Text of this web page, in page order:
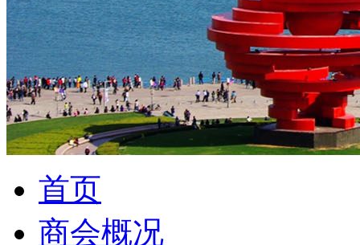
首页
商会概况